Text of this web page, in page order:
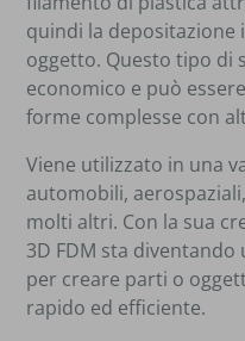
quindi la
oggetto. Questo tipo di
economico e può
forme complesse con
Viene utilizzato in una
automobili,
molti altri. Con la sua
3D FDM sta
per creare parti o
rapido ed efficiente.